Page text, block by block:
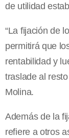
de utilidad
“La fijación de
permitirá que
rentabilidad y
traslade al
Molina.
Además de la
refiere a otros